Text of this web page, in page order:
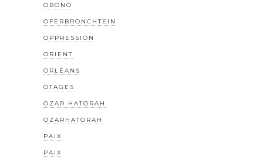
OBONO
OFERBRONCHTEIN
OPPRESSION
ORIENT
ORLÉANS
OTAGES
OZAR HATORAH
OZARHATORAH
PAIX
PAIX